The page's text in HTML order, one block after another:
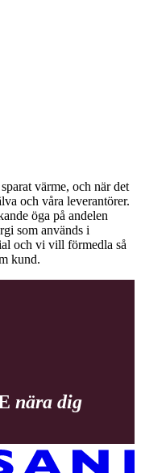
värme, och när det
och våra leverantörer.
öga på andelen
som används i
och vi vill förmedla så
kund.
nära dig